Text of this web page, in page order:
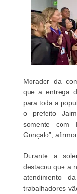
Morador da
que a entrega
para toda a
o prefeito
somente com
Gonçalo”,
Durante a
destacou que a
atendimento
trabalhadores